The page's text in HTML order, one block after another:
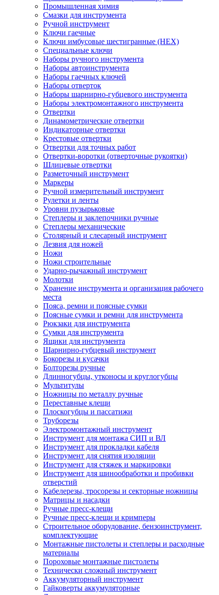
Промышленная химия
Смазки для инструмента
Ручной инструмент
Ключи гаечные
Ключи имбусовые шестигранные (HEX)
Специальные ключи
Наборы ручного инструмента
Наборы автоинструмента
Наборы гаечных ключей
Наборы отверток
Наборы шарнирно-губцевого инструмента
Наборы электромонтажного инструмента
Отвертки
Динамометрические отвертки
Индикаторные отвертки
Крестовые отвертки
Отвертки для точных работ
Отвертки-воротки (отверточные рукоятки)
Шлицевые отвертки
Разметочный инструмент
Маркеры
Ручной измерительный инструмент
Рулетки и ленты
Уровни пузырьковые
Степлеры и заклепочники ручные
Степлеры механические
Столярный и слесарный инструмент
Лезвия для ножей
Ножи
Ножи строительные
Ударно-рычажный инструмент
Молотки
Хранение инструмента и организация рабочего
места
Пояса, ремни и поясные сумки
Поясные сумки и ремни для инструмента
Рюкзаки для инструмента
Сумки для инструмента
Ящики для инструмента
Шарнирно-губцевый инструмент
Бокорезы и кусачки
Болторезы ручные
Длинногубцы, утконосы и круглогубцы
Мультитулы
Ножницы по металлу ручные
Переставные клещи
Плоскогубцы и пассатижи
Труборезы
Электромонтажный инструмент
Инструмент для монтажа СИП и ВЛ
Инструмент для прокладки кабеля
Инструмент для снятия изоляции
Инструмент для стяжек и маркировки
Инструмент для шинообработки и пробивки
отверстий
Кабелерезы, тросорезы и секторные ножницы
Матрицы и насадки
Ручные пресс-клещи
Ручные пресс-клещи и кримперы
Строительное оборудование, бензоинструмент,
комплектующие
Монтажные пистолеты и степлеры и расходные
материалы
Пороховые монтажные пистолеты
Технически сложный инструмент
Аккумуляторный инструмент
Гайковерты аккумуляторные